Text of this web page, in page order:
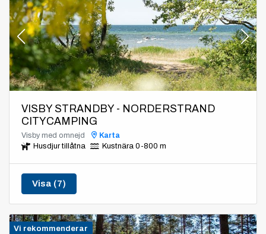
VISBY STRANDBY - NORDERSTRAND
CITYCAMPING
Visby med omnejd
Karta
Husdjur tillåtna
Kustnära 0-800 m
Visa (7)
Vi rekommenderar